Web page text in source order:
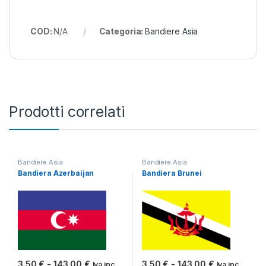
COD:N/A Categoria:Bandiere Asia
Prodotti correlati
Bandiere Asia
Bandiera Azerbaijan
3,50 € - 143,00 €Fascia di prezzo: da 3,50 € a 143,00 €
Bandiere Asia
Bandiera Brunei
3,50 € - 143,00 €Fascia di